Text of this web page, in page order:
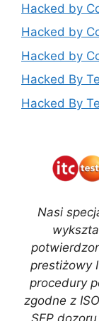
Hacked by
Hacked by
Hacked by
Hacked By
Hacked By
Nasi
prestiżowy
procedury
zgodne z
SEP